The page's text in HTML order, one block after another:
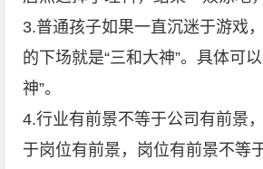
3.普通孩子如果一直沉迷于游戏
的下场就是“三和大神”。具体可
神”。
4.行业有前景不等于公司有前景
于岗位有前景，岗位有前景不等